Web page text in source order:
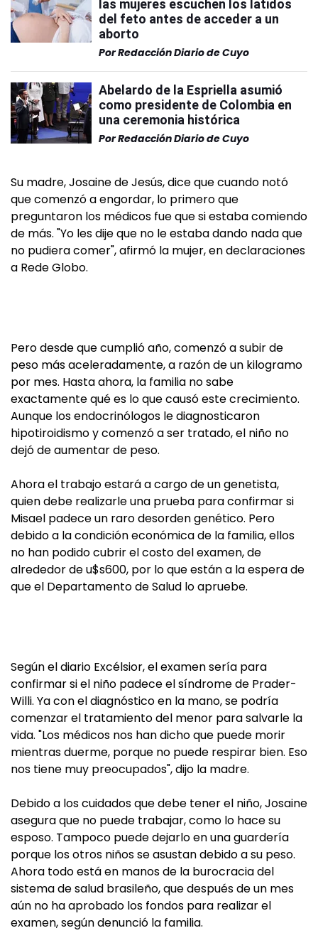
las mujeres escuchen los latidos
del feto antes de acceder a un
aborto
PorRedacción Diario de Cuyo
Abelardo de la Espriella asumió
como presidente de Colombia en
una ceremonia histórica
PorRedacción Diario de Cuyo
Su madre, Josaine de Jesús, dice que cuando notó
que comenzó a engordar, lo primero que
preguntaron los médicos fue que si estaba comiendo
de más. "Yo les dije que no le estaba dando nada que
no pudiera comer", afirmó la mujer, en declaraciones
a Rede Globo.
Pero desde que cumplió año, comenzó a subir de
peso más aceleradamente, a razón de un kilogramo
por mes. Hasta ahora, la familia no sabe
exactamente qué es lo que causó este crecimiento.
Aunque los endocrinólogos le diagnosticaron
hipotiroidismo y comenzó a ser tratado, el niño no
dejó de aumentar de peso.
Ahora el trabajo estará a cargo de un genetista,
quien debe realizarle una prueba para confirmar si
Misael padece un raro desorden genético. Pero
debido a la condición económica de la familia, ellos
no han podido cubrir el costo del examen, de
alrededor de u$s600, por lo que están a la espera de
que el Departamento de Salud lo apruebe.
Según el diario Excélsior, el examen sería para
confirmar si el niño padece el síndrome de Prader-
Willi. Ya con el diagnóstico en la mano, se podría
comenzar el tratamiento del menor para salvarle la
vida. "Los médicos nos han dicho que puede morir
mientras duerme, porque no puede respirar bien. Eso
nos tiene muy preocupados", dijo la madre.
Debido a los cuidados que debe tener el niño, Josaine
asegura que no puede trabajar, como lo hace su
esposo. Tampoco puede dejarlo en una guardería
porque los otros niños se asustan debido a su peso.
Ahora todo está en manos de la burocracia del
sistema de salud brasileño, que después de un mes
aún no ha aprobado los fondos para realizar el
examen, según denunció la familia.